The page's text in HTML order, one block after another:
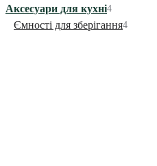
Аксесуари для кухні4
Ємності для зберігання4